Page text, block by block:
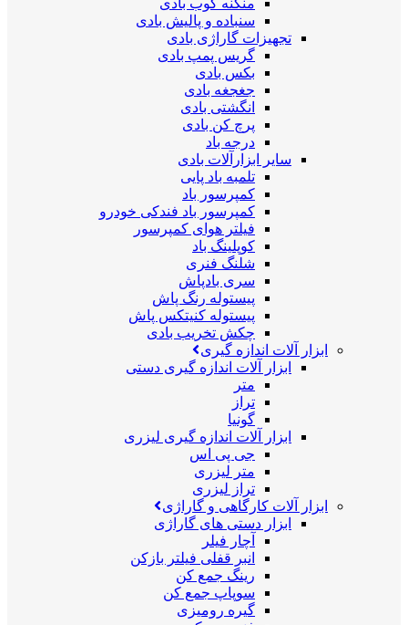
منگنه کوب بادی
سنباده و پالیش بادی
تجهیزات گاراژی بادی
گریس پمپ بادی
بکس بادی
جغجغه بادی
انگشتی بادی
پرچ کن بادی
درجه باد
سایر ابزارآلات بادی
تلمبه باد پایی
کمپرسور باد
کمپرسور باد فندکی خودرو
فیلتر هوای کمپرسور
کوپلینگ باد
شلنگ فنری
سری بادپاش
پیستوله رنگ پاش
پیستوله کنیتکس پاش
چکش تخریب بادی
ابزار آلات اندازه گیری
ابزار آلات اندازه گیری دستی
متر
تراز
گونیا
ابزار آلات اندازه گیری لیزری
جی پی اس
متر لیزری
تراز لیزری
ابزار آلات کارگاهی و گاراژی
ابزار دستی های گاراژی
آچار فیلر
انبر قفلی فیلتر بازکن
رینگ جمع کن
سوپاپ جمع کن
گیره رومیزی